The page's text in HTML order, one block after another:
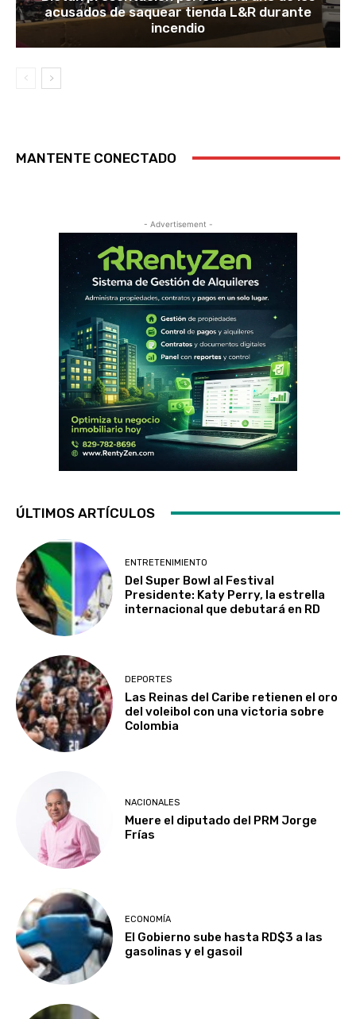
acusados de saquear tienda L&R durante
incendio
MANTENTE CONECTADO
- Advertisement -
ÚLTIMOS ARTÍCULOS
ENTRETENIMIENTO
Del Super Bowl al Festival
Presidente: Katy Perry, la estrella
internacional que debutará en RD
DEPORTES
Las Reinas del Caribe retienen el oro
del voleibol con una victoria sobre
Colombia
NACIONALES
Muere el diputado del PRM Jorge
Frías
ECONOMÍA
El Gobierno sube hasta RD$3 a las
gasolinas y el gasoil